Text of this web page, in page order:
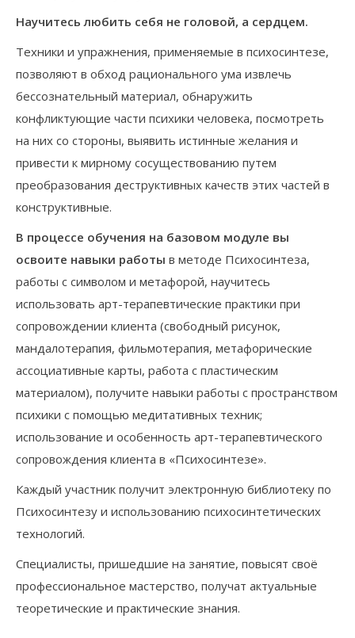
Научитесь любить себя не головой, а сердцем.
Техники и упражнения, применяемые в психосинтезе,
позволяют в обход рационального ума извлечь
бессознательный материал, обнаружить
конфликтующие части психики человека, посмотреть
на них со стороны, выявить истинные желания и
привести к мирному сосуществованию путем
преобразования деструктивных качеств этих частей в
конструктивные.
В процессе обучения на базовом модуле вы
освоите навыки работы в методе Психосинтеза,
работы с символом и метафорой, научитесь
использовать арт-терапевтические практики при
сопровождении клиента (свободный рисунок,
мандалотерапия, фильмотерапия, метафорические
ассоциативные карты, работа с пластическим
материалом), получите навыки работы с пространством
психики с помощью медитативных техник;
использование и особенность арт-терапевтического
сопровождения клиента в «Психосинтезе».
Каждый участник получит электронную библиотеку по
Психосинтезу и использованию психосинтетических
технологий.
Специалисты, пришедшие на занятие, повысят своё
профессиональное мастерство, получат актуальные
теоретические и практические знания.